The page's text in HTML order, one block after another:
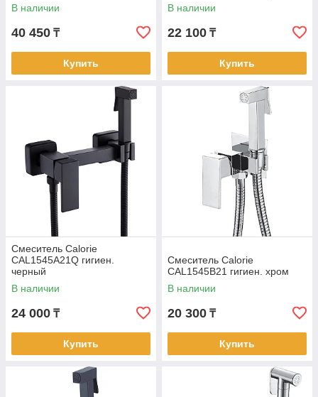
В наличии
40 450 ₸
Купить
В наличии
22 100 ₸
Купить
Смеситель Calorie
CAL1545A21Q гигиен.
черный
В наличии
24 000 ₸
Купить
Смеситель Calorie
CAL1545B21 гигиен. хром
В наличии
20 300 ₸
Купить